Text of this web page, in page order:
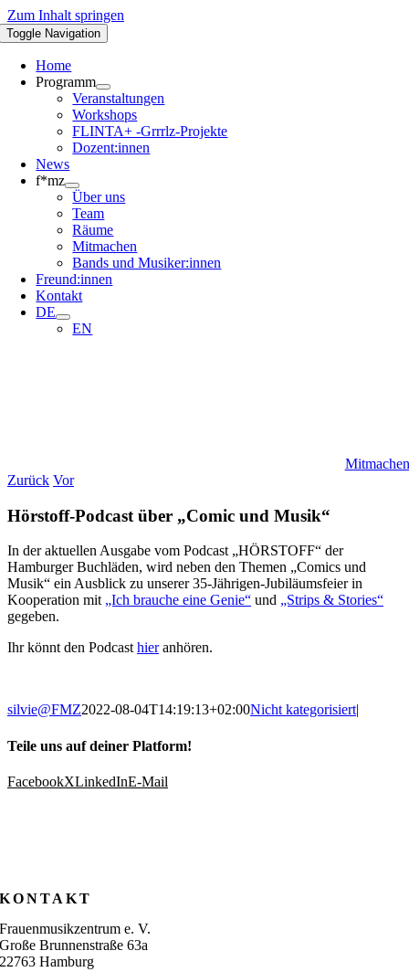
Zum Inhalt springen
Toggle Navigation
Home
Programm
Veranstaltungen
Workshops
FLINTA+ -Grrrlz-Projekte
Dozent:innen
News
f*mz
Über uns
Team
Räume
Mitmachen
Bands und Musiker:innen
Freund:innen
Kontakt
DE
EN
Mitmachen
Zurück Vor
Hörstoff-Podcast über „Comic und Musik“
In der aktuellen Ausgabe vom Podcast „HÖRSTOFF“ der
Hamburger Buchläden, wird neben den Themen „Comics und
Musik“ ein Ausblick zu unserer 35-Jährigen-Jubiläumsfeier in
Kooperation mit „Ich brauche eine Genie“ und „Strips & Stories“
gegeben.
Ihr könnt den Podcasthieranhören.
silvie@FMZ2022-08-04T14:19:13+02:00Nicht kategorisiert|
Teile uns auf deiner Platform!
FacebookXLinkedInE-Mail
KONTAKT
Frauenmusikzentrum e. V.
Große Brunnenstraße 63a
22763 Hamburg